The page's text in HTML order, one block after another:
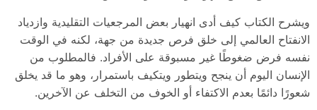
ويشرح الكتاب كيف أدى انهيار بعض المرجعيات التقليدية وازدياد
الانفتاح العالمي إلى خلق فرص جديدة من جهة، لكنه في الوقت
نفسه فرض ضغوطًا غير مسبوقة على الأفراد. فالمطلوب من
الإنسان اليوم أن ينجح ويتطور ويتكيف باستمرار، وهو ما قد يخلق
شعورًا دائمًا بعدم الاكتفاء أو الخوف من التخلف عن الآخرين.